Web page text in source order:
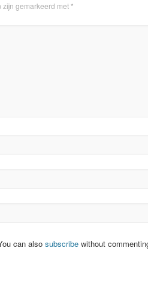
zijn gemarkeerd met*
can also subscribewithout